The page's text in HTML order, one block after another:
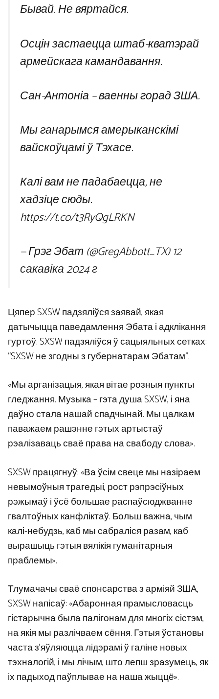
Бывай. Не вяртайся.
Осцін застаецца штаб-кватэрай
армейскага камандавання.
Сан-Антоніа – ваенны горад ЗША.
Мы ганарымся амерыканскімі
вайскоўцамі ў Тэхасе.
Калі вам не падабаецца, не
хадзіце сюды.
https://t.co/t3RyQgLRKN
— Грэг Эбат (@GregAbbott_TX)12
сакавіка 2024 г
Цяпер SXSW падзяліўся заявай, якая
датычыцца паведамлення Эбата і адклікання
гуртоў. SXSW падзяліўся ў сацыяльных сетках:
“SXSW не згодны з губернатарам Эбатам”.
«Мы арганізацыя, якая вітае розныя пункты
гледжання. Музыка – гэта душа SXSW, і яна
даўно стала нашай спадчынай. Мы цалкам
паважаем рашэнне гэтых артыстаў
рэалізаваць сваё права на свабоду слова».
SXSW працягнуў: «Ва ўсім свеце мы назіраем
невымоўныя трагедыі, рост рэпрэсіўных
рэжымаў і ўсё большае распаўсюджванне
гвалтоўных канфліктаў. Больш важна, чым
калі-небудзь, каб мы сабраліся разам, каб
вырашыць гэтыя вялікія гуманітарныя
праблемы».
Тлумачачы сваё спонсарства з арміяй ЗША,
SXSW напісаў: «Абаронная прамысловасць
гістарычна была палігонам для многіх сістэм,
на якія мы разлічваем сёння. Гэтыя ўстановы
часта з’яўляюцца лідэрамі ў галіне новых
тэхналогій, і мы лічым, што лепш зразумець, як
іх падыход паўплывае на наша жыццё».